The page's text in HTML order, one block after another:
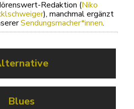
Redaktion (Niko
), manchmal ergänzt
Sendungsmacher*innen.
Blues